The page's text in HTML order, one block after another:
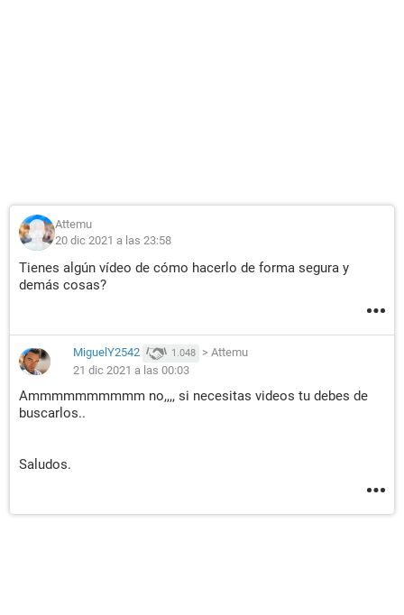
Attemu
20 dic 2021 a las 23:58
Tienes algún vídeo de cómo hacerlo de forma segura y
demás cosas?
MiguelY2542 1.048 > Attemu
21 dic 2021 a las 00:03
Ammmmmmmmmm no,,,, si necesitas videos tu debes de
buscarlos..
Saludos.